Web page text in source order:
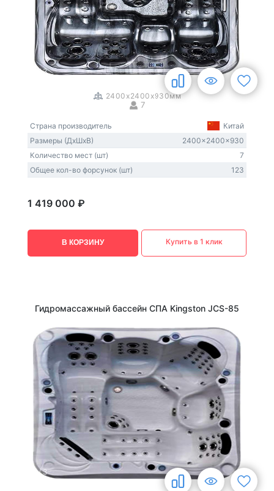
/3
2400x2400x930мм
7
Страна производитель
Китай
Размеры (ДxШxВ)
2400x2400x930
Количество мест (шт)
7
Общее кол-во форсунок (шт)
123
1 419 000 ₽
В КОРЗИНУ Купить в 1 клик
Гидромассажный бассейн СПА Kingston JCS-85
1/3